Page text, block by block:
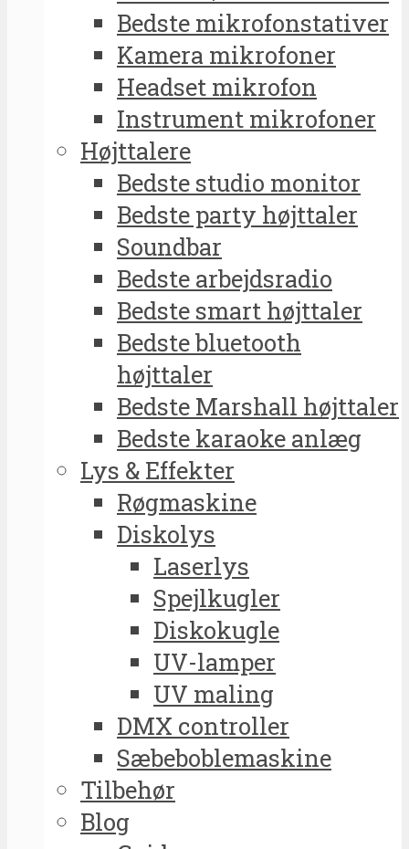
Bedste mikrofonstativer
Kamera mikrofoner
Headset mikrofon
Instrument mikrofoner
Højttalere
Bedste studio monitor
Bedste party højttaler
Soundbar
Bedste arbejdsradio
Bedste smart højttaler
Bedste bluetooth
højttaler
Bedste Marshall højttaler
Bedste karaoke anlæg
Lys & Effekter
Røgmaskine
Diskolys
Laserlys
Spejlkugler
Diskokugle
UV-lamper
UV maling
DMX controller
Sæbeboblemaskine
Tilbehør
Blog